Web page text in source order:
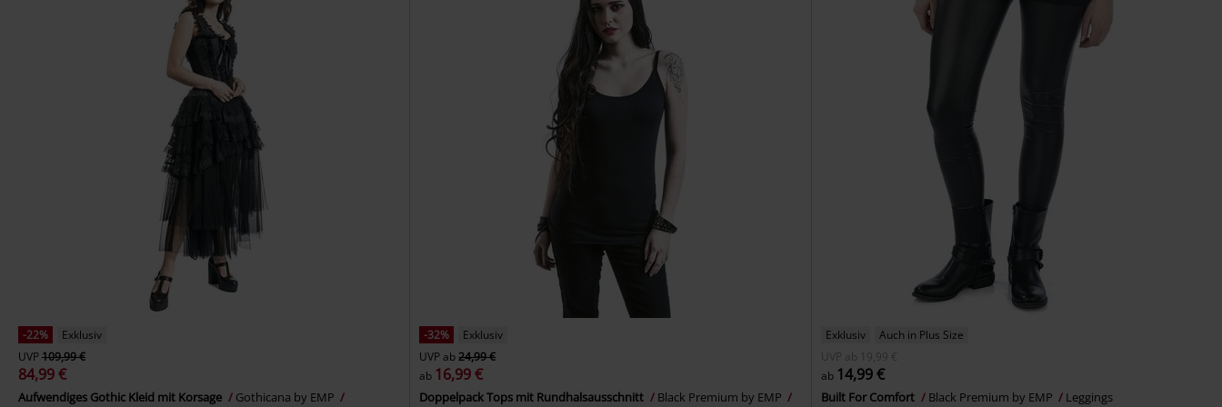
-22%
Exklusiv
UVP109,99 €
84,99 €
Aufwendiges Gothic Kleid mit Korsage Gothicana by EMP
-32%
Exklusiv
UVPab24,99 €
ab 16,99 €
Doppelpack Tops mit Rundhalsausschnitt Black Premium by EMP
Exklusiv
Auch in Plus Size
UVP
ab
19,99 €
ab 14,99 €
Built For Comfort Black Premium by EMP Leggings